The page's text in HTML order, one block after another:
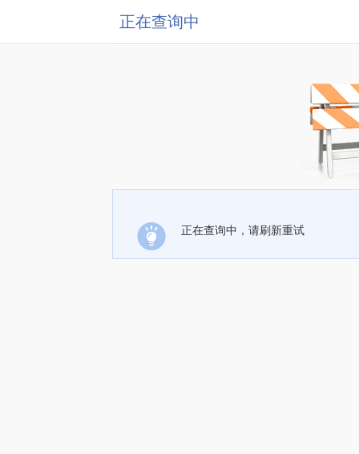
正在查询中
正在查询中，请刷新重试